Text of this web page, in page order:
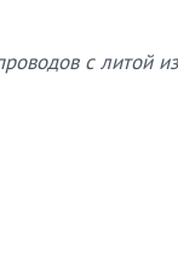
с литой